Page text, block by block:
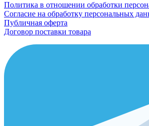
Политика в отношении обработки
Согласие на обработку персональных
Публичная оферта
Договор поставки товара